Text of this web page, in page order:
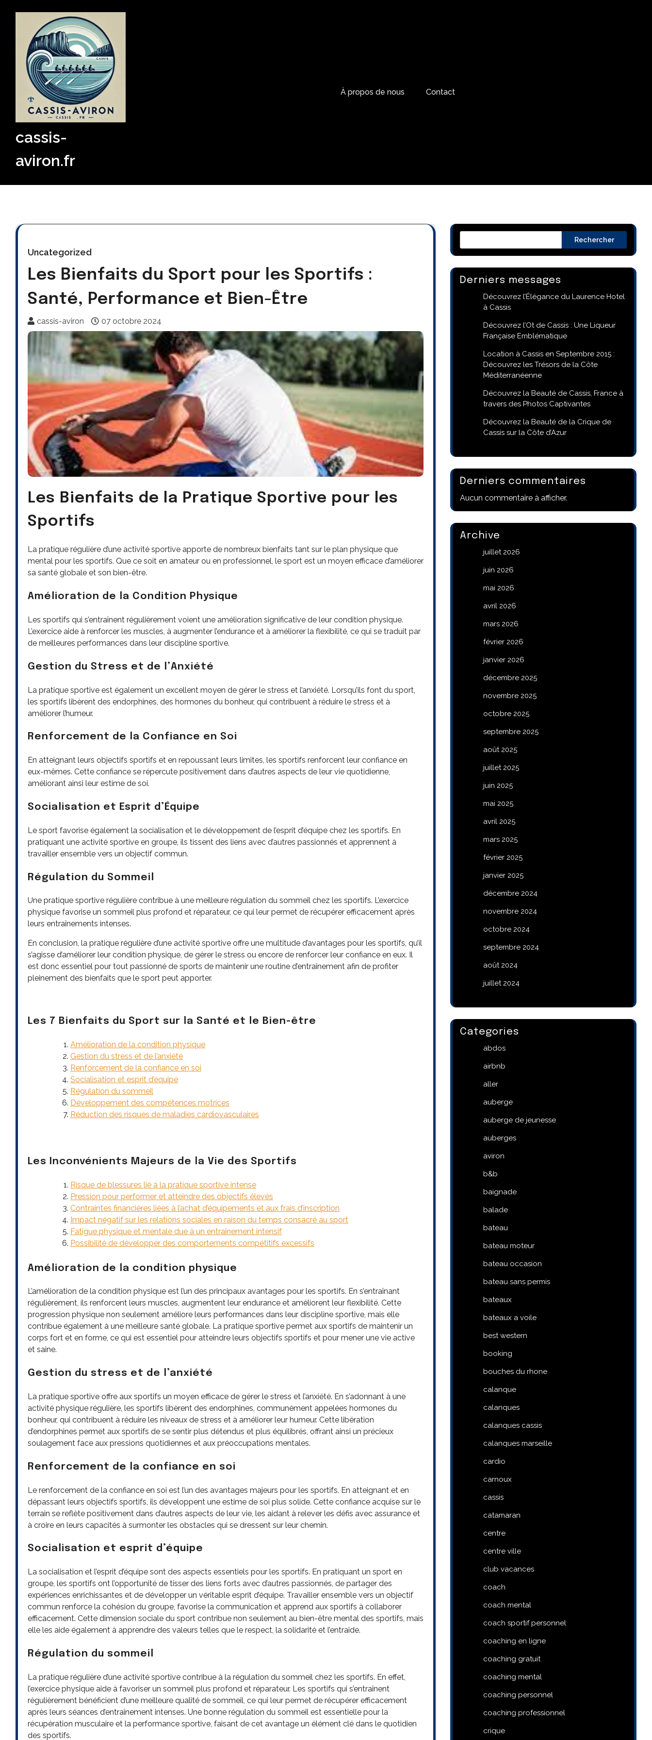
cassis-
aviron.fr
À propos de nous Contact
Uncategorized
Les Bienfaits du Sport pour les Sportifs :
Santé, Performance et Bien-Être
cassis-aviron 07 octobre 2024
Les Bienfaits de la Pratique Sportive pour les
Sportifs
La pratique régulière d’une activité sportive apporte de nombreux bienfaits tant sur le plan physique que
mental pour les sportifs. Que ce soit en amateur ou en professionnel, le sport est un moyen efficace d’améliorer
sa santé globale et son bien-être.
Amélioration de la Condition Physique
Les sportifs qui s’entraînent régulièrement voient une amélioration significative de leur condition physique.
L’exercice aide à renforcer les muscles, à augmenter l’endurance et à améliorer la flexibilité, ce qui se traduit par
de meilleures performances dans leur discipline sportive.
Gestion du Stress et de l’Anxiété
La pratique sportive est également un excellent moyen de gérer le stress et l’anxiété. Lorsqu’ils font du sport,
les sportifs libèrent des endorphines, des hormones du bonheur, qui contribuent à réduire le stress et à
améliorer l’humeur.
Renforcement de la Confiance en Soi
En atteignant leurs objectifs sportifs et en repoussant leurs limites, les sportifs renforcent leur confiance en
eux-mêmes. Cette confiance se répercute positivement dans d’autres aspects de leur vie quotidienne,
améliorant ainsi leur estime de soi.
Socialisation et Esprit d’Équipe
Le sport favorise également la socialisation et le développement de l’esprit d’équipe chez les sportifs. En
pratiquant une activité sportive en groupe, ils tissent des liens avec d’autres passionnés et apprennent à
travailler ensemble vers un objectif commun.
Régulation du Sommeil
Une pratique sportive régulière contribue à une meilleure régulation du sommeil chez les sportifs. L’exercice
physique favorise un sommeil plus profond et réparateur, ce qui leur permet de récupérer efficacement après
leurs entraînements intenses.
En conclusion, la pratique régulière d’une activité sportive offre une multitude d’avantages pour les sportifs, qu’il
s’agisse d’améliorer leur condition physique, de gérer le stress ou encore de renforcer leur confiance en eux. Il
est donc essentiel pour tout passionné de sports de maintenir une routine d’entraînement afin de profiter
pleinement des bienfaits que le sport peut apporter.
Les 7 Bienfaits du Sport sur la Santé et le Bien-être
Amélioration de la condition physique
Gestion du stress et de l’anxiété
Renforcement de la confiance en soi
Socialisation et esprit d’équipe
Régulation du sommeil
Développement des compétences motrices
Réduction des risques de maladies cardiovasculaires
Les Inconvénients Majeurs de la Vie des Sportifs
Risque de blessures lié à la pratique sportive intense
Pression pour performer et atteindre des objectifs élevés
Contraintes financières liées à l’achat d’équipements et aux frais d’inscription
Impact négatif sur les relations sociales en raison du temps consacré au sport
Fatigue physique et mentale due à un entraînement intensif
Possibilité de développer des comportements compétitifs excessifs
Amélioration de la condition physique
L’amélioration de la condition physique est l’un des principaux avantages pour les sportifs. En s’entraînant
régulièrement, ils renforcent leurs muscles, augmentent leur endurance et améliorent leur flexibilité. Cette
progression physique non seulement améliore leurs performances dans leur discipline sportive, mais elle
contribue également à une meilleure santé globale. La pratique sportive permet aux sportifs de maintenir un
corps fort et en forme, ce qui est essentiel pour atteindre leurs objectifs sportifs et pour mener une vie active
et saine.
Gestion du stress et de l’anxiété
La pratique sportive offre aux sportifs un moyen efficace de gérer le stress et l’anxiété. En s’adonnant à une
activité physique régulière, les sportifs libèrent des endorphines, communément appelées hormones du
bonheur, qui contribuent à réduire les niveaux de stress et à améliorer leur humeur. Cette libération
d’endorphines permet aux sportifs de se sentir plus détendus et plus équilibrés, offrant ainsi un précieux
soulagement face aux pressions quotidiennes et aux préoccupations mentales.
Renforcement de la confiance en soi
Le renforcement de la confiance en soi est l’un des avantages majeurs pour les sportifs. En atteignant et en
dépassant leurs objectifs sportifs, ils développent une estime de soi plus solide. Cette confiance acquise sur le
terrain se reflète positivement dans d’autres aspects de leur vie, les aidant à relever les défis avec assurance et
à croire en leurs capacités à surmonter les obstacles qui se dressent sur leur chemin.
Socialisation et esprit d’équipe
La socialisation et l’esprit d’équipe sont des aspects essentiels pour les sportifs. En pratiquant un sport en
groupe, les sportifs ont l’opportunité de tisser des liens forts avec d’autres passionnés, de partager des
expériences enrichissantes et de développer un véritable esprit d’équipe. Travailler ensemble vers un objectif
commun renforce la cohésion du groupe, favorise la communication et apprend aux sportifs à collaborer
efficacement. Cette dimension sociale du sport contribue non seulement au bien-être mental des sportifs, mais
elle les aide également à apprendre des valeurs telles que le respect, la solidarité et l’entraide.
Régulation du sommeil
La pratique régulière d’une activité sportive contribue à la régulation du sommeil chez les sportifs. En effet,
l’exercice physique aide à favoriser un sommeil plus profond et réparateur. Les sportifs qui s’entraînent
régulièrement bénéficient d’une meilleure qualité de sommeil, ce qui leur permet de récupérer efficacement
après leurs séances d’entraînement intenses. Une bonne régulation du sommeil est essentielle pour la
récupération musculaire et la performance sportive, faisant de cet avantage un élément clé dans le quotidien
des sportifs.
Rechercher
Derniers messages
Découvrez l’Élégance du Laurence Hotel
à Cassis
Découvrez l’Ot de Cassis : Une Liqueur
Française Emblématique
Location à Cassis en Septembre 2015 :
Découvrez les Trésors de la Côte
Méditerranéenne
Découvrez la Beauté de Cassis, France à
travers des Photos Captivantes
Découvrez la Beauté de la Crique de
Cassis sur la Côte d’Azur
Derniers commentaires
Aucun commentaire à afficher.
Archive
juillet 2026
juin 2026
mai 2026
avril 2026
mars 2026
février 2026
janvier 2026
décembre 2025
novembre 2025
octobre 2025
septembre 2025
août 2025
juillet 2025
juin 2025
mai 2025
avril 2025
mars 2025
février 2025
janvier 2025
décembre 2024
novembre 2024
octobre 2024
septembre 2024
août 2024
juillet 2024
Categories
abdos
airbnb
aller
auberge
auberge de jeunesse
auberges
aviron
b&b
baignade
balade
bateau
bateau moteur
bateau occasion
bateau sans permis
bateaux
bateaux a voile
best western
booking
bouches du rhone
calanque
calanques
calanques cassis
calanques marseille
cardio
carnoux
cassis
catamaran
centre
centre ville
club vacances
coach
coach mental
coach sportif personnel
coaching en ligne
coaching gratuit
coaching mental
coaching personnel
coaching professionnel
crique